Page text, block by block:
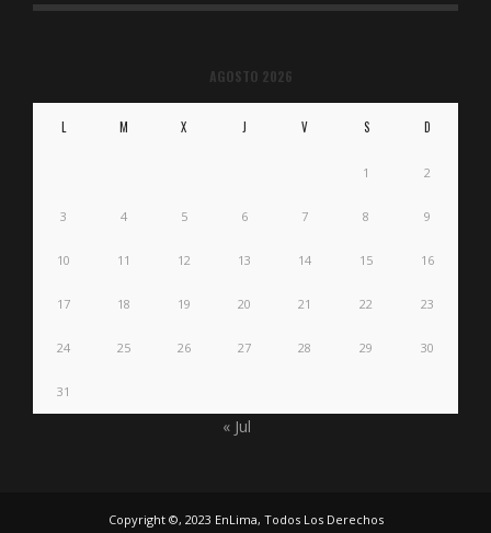
AGOSTO 2026
L M X J V S D
1 2
3 4 5 6 7 8 9
10 11 12 13 14 15 16
17 18 19 20 21 22 23
24 25 26 27 28 29 30
31
« Jul
Copyright ©, 2023 EnLima, Todos Los Derechos